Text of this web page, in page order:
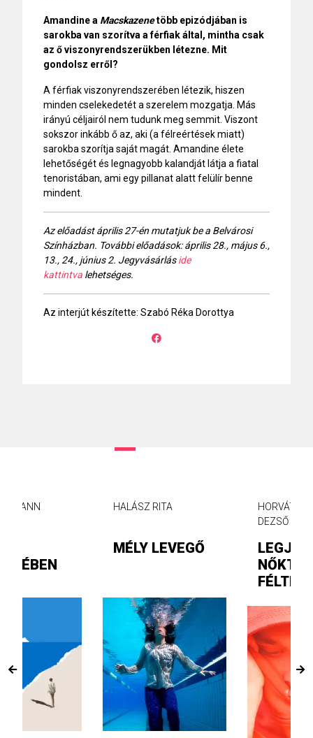
Amandine a Macskazenetöbb epizódjában is
sarokba van szorítva a férfiak által, mintha csak
az ő viszonyrendszerükben létezne. Mit
gondolsz erről?
A férfiak viszonyrendszerében létezik, hiszen
minden cselekedetét a szerelem mozgatja. Más
irányú céljairól nem tudunk meg semmit. Viszont
sokszor inkább ő az, aki (a félreértések miatt)
sarokba szorítja saját magát. Amandine élete
lehetőségét és legnagyobb kalandját látja a fiatal
tenoristában, ami egy pillanat alatt felülír benne
mindent.
Az előadást április 27-én mutatjuk be a Belvárosi
Színházban. További előadások: április 28., május 6.,
13., 24., június 2. Jegyvásárláside
kattintva lehetséges.
Az interjút készítette: Szabó Réka Dorottya
HALÁSZ RITA
MÉLY LEVEGŐ
HORVÁTH ANDRÁS
LEGJOBBAN A